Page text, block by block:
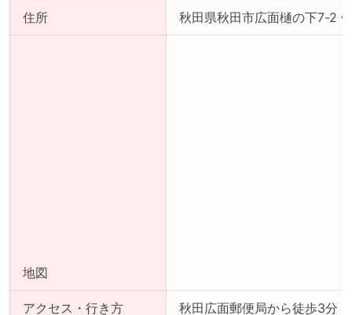
住所 秋田県秋田市広面樋の下7-2
地図
アクセス・行き方 秋田広面郵便局から徒歩3分